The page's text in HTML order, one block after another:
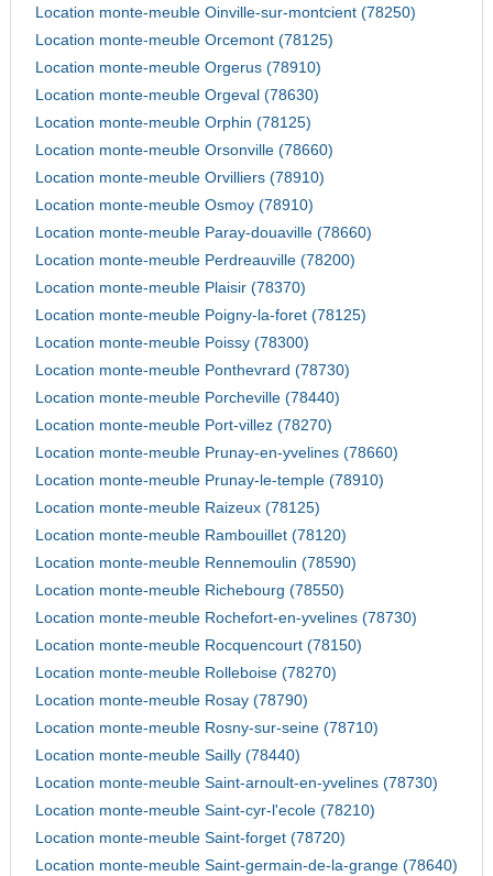
Location monte-meuble Oinville-sur-montcient (78250)
Location monte-meuble Orcemont (78125)
Location monte-meuble Orgerus (78910)
Location monte-meuble Orgeval (78630)
Location monte-meuble Orphin (78125)
Location monte-meuble Orsonville (78660)
Location monte-meuble Orvilliers (78910)
Location monte-meuble Osmoy (78910)
Location monte-meuble Paray-douaville (78660)
Location monte-meuble Perdreauville (78200)
Location monte-meuble Plaisir (78370)
Location monte-meuble Poigny-la-foret (78125)
Location monte-meuble Poissy (78300)
Location monte-meuble Ponthevrard (78730)
Location monte-meuble Porcheville (78440)
Location monte-meuble Port-villez (78270)
Location monte-meuble Prunay-en-yvelines (78660)
Location monte-meuble Prunay-le-temple (78910)
Location monte-meuble Raizeux (78125)
Location monte-meuble Rambouillet (78120)
Location monte-meuble Rennemoulin (78590)
Location monte-meuble Richebourg (78550)
Location monte-meuble Rochefort-en-yvelines (78730)
Location monte-meuble Rocquencourt (78150)
Location monte-meuble Rolleboise (78270)
Location monte-meuble Rosay (78790)
Location monte-meuble Rosny-sur-seine (78710)
Location monte-meuble Sailly (78440)
Location monte-meuble Saint-arnoult-en-yvelines (78730)
Location monte-meuble Saint-cyr-l'ecole (78210)
Location monte-meuble Saint-forget (78720)
Location monte-meuble Saint-germain-de-la-grange (78640)